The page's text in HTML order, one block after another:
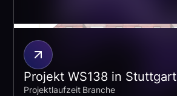
Projekt WS138 in Stuttgart
Projektlaufzeit Branche